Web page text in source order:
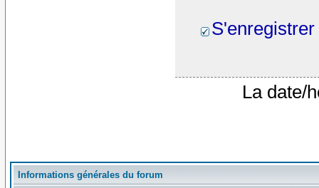
S'enregistrer
La date/
Informations générales du forum